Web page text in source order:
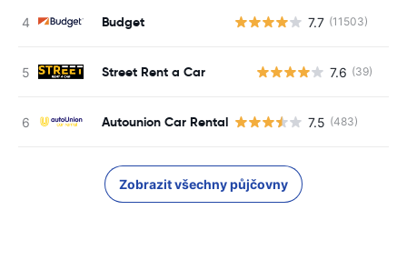
Budget 7.7 (11503)
Street Rent a Car 7.6 (39)
Autounion Car Rental 7.5 (483)
Zobrazit všechny půjčovny